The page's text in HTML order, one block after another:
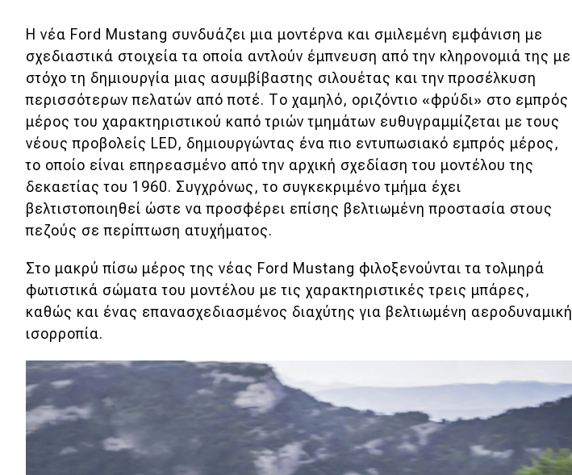
Μεταχειρισμένο
Οδηγός αγοράς
Συμβουλές
Χρηστικά
Συμβουλές
ΚΤΕΟ
Οδική βοήθεια
eDRIVE
DRIVE USED
Η νέα Ford Mustang συνδυάζει μια μοντέρνα και σμιλεμένη εμφάνιση με
σχεδιαστικά στοιχεία τα οποία αντλούν έμπνευση από την κληρονομιά της με
στόχο τη δημιουργία μιας ασυμβίβαστης σιλουέτας και την προσέλκυση
περισσότερων πελατών από ποτέ. Το χαμηλό, οριζόντιο «φρύδι» στο εμπρός
μέρος του χαρακτηριστικού καπό τριών τμημάτων ευθυγραμμίζεται με τους
νέους προβολείς LED, δημιουργώντας ένα πιο εντυπωσιακό εμπρός μέρος,
το οποίο είναι επηρεασμένο από την αρχική σχεδίαση του μοντέλου της
δεκαετίας του 1960. Συγχρόνως, το συγκεκριμένο τμήμα έχει
βελτιστοποιηθεί ώστε να προσφέρει επίσης βελτιωμένη προστασία στους
πεζούς σε περίπτωση ατυχήματος.
Στο μακρύ πίσω μέρος της νέας Ford Mustang φιλοξενούνται τα τολμηρά
φωτιστικά σώματα του μοντέλου με τις χαρακτηριστικές τρεις μπάρες,
καθώς και ένας επανασχεδιασμένος διαχύτης για βελτιωμένη αεροδυναμική
ισορροπία.